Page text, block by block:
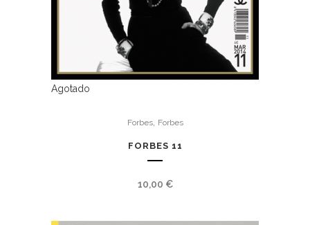
Agotado
Forbes, Forbes
FORBES 11
10,00 €